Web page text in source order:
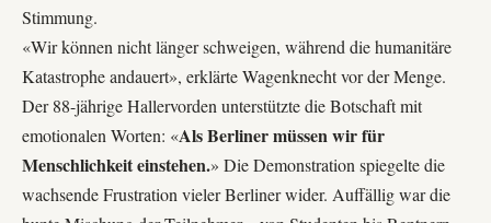
Stimmung.
«Wir können nicht länger schweigen, während die humanitäre
Katastrophe andauert», erklärte Wagenknecht vor der Menge.
Der 88-jährige Hallervorden unterstützte die Botschaft mit
emotionalen Worten: «Als Berliner müssen wir für
Menschlichkeit einstehen.» Die Demonstration spiegelte die
wachsende Frustration vieler Berliner wider. Auffällig war die